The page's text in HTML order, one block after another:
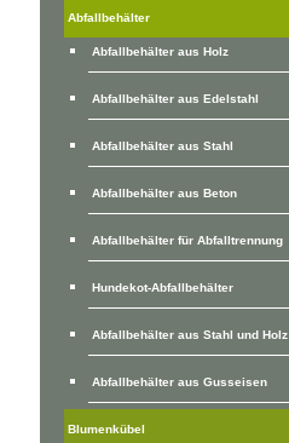
Abfallbehälter
Abfallbehälter aus Holz
Abfallbehälter aus Edelstahl
Abfallbehälter aus Stahl
Abfallbehälter aus Beton
Abfallbehälter für Abfalltrennung
Hundekot-Abfallbehälter
Abfallbehälter aus Stahl und Holz
Abfallbehälter aus Gusseisen
Blumenkübel